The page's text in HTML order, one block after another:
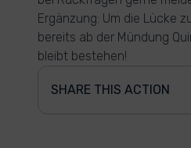
Ergänzung: Um die Lücke
bereits ab der Mündung
bleibt bestehen!
SHARE THIS ACTION